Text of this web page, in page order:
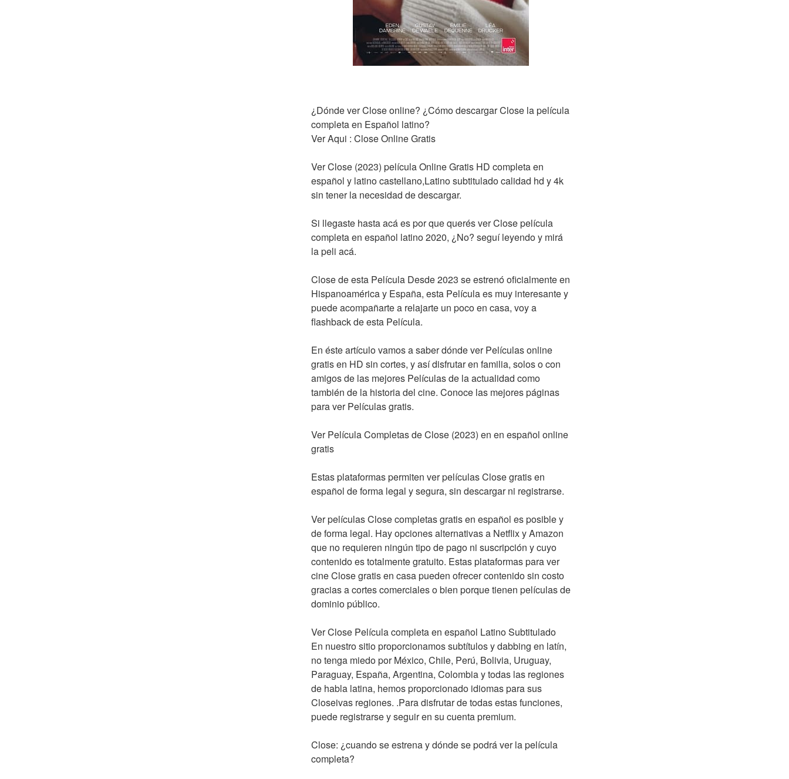
¿Dónde ver Close online? ¿Cómo descargar Close la película
completa en Español latino?
Ver Aqui : Close Online Gratis
Ver Close (2023) película Online Gratis HD completa en
español y latino castellano,Latino subtitulado calidad hd y 4k
sin tener la necesidad de descargar.
Si llegaste hasta acá es por que querés ver Close película
completa en español latino 2020, ¿No? seguí leyendo y mirá
la peli acá.
Close de esta Película Desde 2023 se estrenó oficialmente en
Hispanoamérica y España, esta Película es muy interesante y
puede acompañarte a relajarte un poco en casa, voy a
flashback de esta Película.
En éste artículo vamos a saber dónde ver Películas online
gratis en HD sin cortes, y así disfrutar en familia, solos o con
amigos de las mejores Películas de la actualidad como
también de la historia del cine. Conoce las mejores páginas
para ver Películas gratis.
Ver Película Completas de Close (2023) en en español online
gratis
Estas plataformas permiten ver películas Close gratis en
español de forma legal y segura, sin descargar ni registrarse.
Ver películas Close completas gratis en español es posible y
de forma legal. Hay opciones alternativas a Netflix y Amazon
que no requieren ningún tipo de pago ni suscripción y cuyo
contenido es totalmente gratuito. Estas plataformas para ver
cine Close gratis en casa pueden ofrecer contenido sin costo
gracias a cortes comerciales o bien porque tienen películas de
dominio público.
Ver Close Película completa en español Latino Subtitulado
En nuestro sitio proporcionamos subtítulos y dabbing en latín,
no tenga miedo por México, Chile, Perú, Bolivia, Uruguay,
Paraguay, España, Argentina, Colombia y todas las regiones
de habla latina, hemos proporcionado idiomas para sus
Closeivas regiones. .Para disfrutar de todas estas funciones,
puede registrarse y seguir en su cuenta premium.
Close: ¿cuando se estrena y dónde se podrá ver la película
completa?